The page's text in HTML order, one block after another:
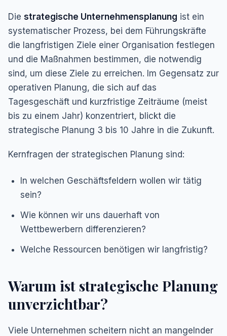
Die strategische Unternehmensplanung ist ein
systematischer Prozess, bei dem Führungskräfte
die langfristigen Ziele einer Organisation festlegen
und die Maßnahmen bestimmen, die notwendig
sind, um diese Ziele zu erreichen. Im Gegensatz zur
operativen Planung, die sich auf das
Tagesgeschäft und kurzfristige Zeiträume (meist
bis zu einem Jahr) konzentriert, blickt die
strategische Planung 3 bis 10 Jahre in die Zukunft.
Kernfragen der strategischen Planung sind:
In welchen Geschäftsfeldern wollen wir tätig
sein?
Wie können wir uns dauerhaft von
Wettbewerbern differenzieren?
Welche Ressourcen benötigen wir langfristig?
Warum ist strategische Planung
unverzichtbar?
Viele Unternehmen scheitern nicht an mangelnder